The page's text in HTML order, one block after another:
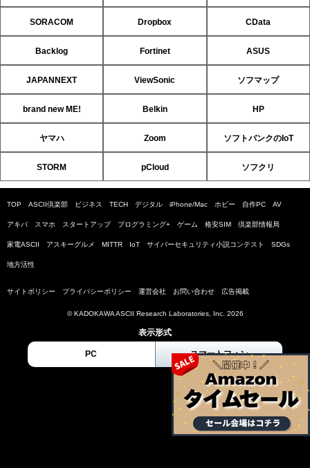
SORACOM Dropbox CData
Backlog Fortinet ASUS
JAPANNEXT ViewSonic ソフマップ
brand new ME! Belkin HP
ヤマハ Zoom ソフトバンクのIoT
STORM pCloud ソフクリ
TOP ASCII倶楽部 ビジネス TECH デジタル iPhone/Mac ホビー 自作PC AV
アキバ スマホ スタートアップ プログラミング+ ゲーム 格安SIM 倶楽部情報局
家電ASCII アスキーグルメ MITTR IoT サイバーセキュリティ小説コンテスト SDGs
地方活性
サイトポリシー プライバシーポリシー 運営会社 お問い合わせ 広告掲載
© KADOKAWA ASCII Research Laboratories, Inc. 2026
表示形式
PC スマートフォン